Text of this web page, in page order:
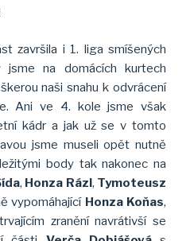
završila i 1. liga smíšených
jsme na domácích kurtech
naši snahu k odvrácení
Ani ve 4. kole jsme však
kádr a jak už se v tomto
jsme museli opět nutně
body tak nakonec na
, Honza Rázl, Tymoteusz
vypomáhající Honza Koňas,
zranění navrátivší se